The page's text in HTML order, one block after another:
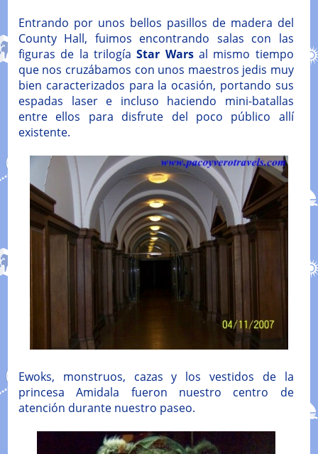
Entrando por unos bellos pasillos de madera del
County Hall, fuimos encontrando salas con las
figuras de la trilogíaStar Warsal mismo tiempo
que nos cruzábamos con unos maestros jedis muy
bien caracterizados para la ocasión, portando sus
espadas laser e incluso haciendo mini-batallas
entre ellos para disfrute del poco público allí
existente.
Ewoks, monstruos, cazas y los vestidos de la
princesa Amidala fueron nuestro centro de
atención durante nuestro paseo.